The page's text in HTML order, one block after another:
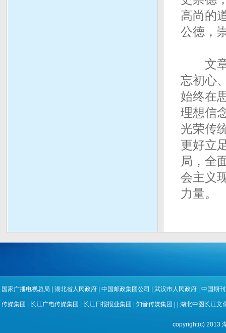
高尚的
公德，
文章
忘初心
始终在
理想信
光荣传
更好立
局，全
会主义
力量。
国家广播电视总局 湖北省人民政府| 中国邮政集团公司 武汉市人民政府| 中国期
传媒集团 长江广电传媒集团 长江日报报业集团 知音传媒集团 湖北中图长江文
copyright(c) 2013